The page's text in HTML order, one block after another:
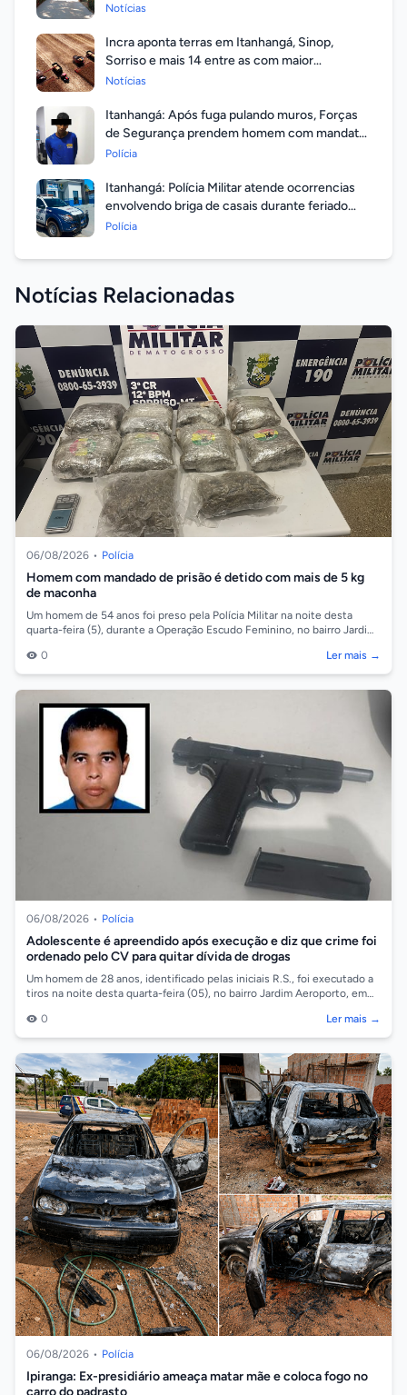
Notícias
Incra aponta terras em Itanhangá, Sinop,
Sorriso e mais 14 entre as com maior
valorização
Notícias
Itanhangá: Após fuga pulando muros, Forças
de Segurança prendem homem com mandato
em aberto por homicídio
Polícia
Itanhangá: Polícia Militar atende ocorrencias
envolvendo briga de casais durante feriado
prolongado
Polícia
Notícias Relacionadas
06/08/2026 • Polícia
Homem com mandado de prisão é detido com mais de 5 kg
de maconha
Um homem de 54 anos foi preso pela Polícia Militar na noite desta
quarta-feira (5), durante a Operação Escudo Feminino, no bairro Jardim
0
Ler mais →
06/08/2026 • Polícia
Adolescente é apreendido após execução e diz que crime foi
ordenado pelo CV para quitar dívida de drogas
Um homem de 28 anos, identificado pelas iniciais R.S., foi executado a
tiros na noite desta quarta-feira (05), no bairro Jardim Aeroporto, em
0
Ler mais →
06/08/2026 • Polícia
Ipiranga: Ex-presidiário ameaça matar mãe e coloca fogo no
carro do padrasto